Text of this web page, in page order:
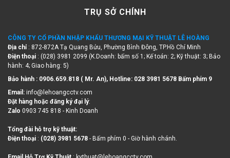
TRỤ SỞ CHÍNH
Địa chỉ : 872-872A Tạ Quang Bửu, Phường Bình Đông, TP.Hồ Chí Minh
Điện thoại : (028) 3981 2099 (K.Doanh: bấm số 1; Kế toán: 2; Kỹ thuật: 3; Bảo
hành: 4; Giao hàng: 5)
Đặt hàng hoặc đăng ký đại lý:
Zalo 0903 745 818 - Kinh Doanh
Điện thoại:(028) 3981 5678